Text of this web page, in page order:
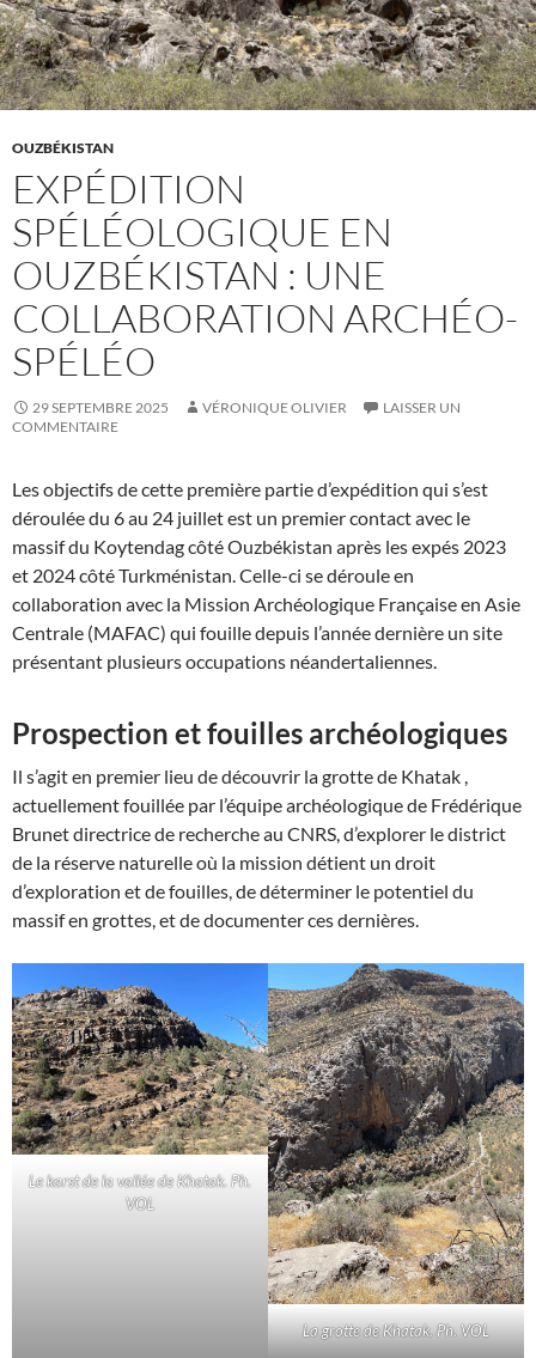
OUZBÉKISTAN
EXPÉDITION
SPÉLÉOLOGIQUE EN
OUZBÉKISTAN : UNE
COLLABORATION ARCHÉO-
SPÉLÉO
29 SEPTEMBRE 2025 VÉRONIQUE OLIVIER
LAISSER UN
COMMENTAIRE
Les objectifs de cette première partie d’expédition qui s’est
déroulée du 6 au 24 juillet est un premier contact avec le
massif du Koytendag côté Ouzbékistan après les expés 2023
et 2024 côté Turkménistan. Celle-ci se déroule en
collaboration avec la Mission Archéologique Française en Asie
Centrale (MAFAC) qui fouille depuis l’année dernière un site
présentant plusieurs occupations néandertaliennes.
Prospection et fouilles archéologiques
Il s’agit en premier lieu de découvrir la grotte de Khatak ,
actuellement fouillée par l’équipe archéologique de Frédérique
Brunet directrice de recherche au CNRS, d’explorer le district
de la réserve naturelle où la mission détient un droit
d’exploration et de fouilles, de déterminer le potentiel du
massif en grottes, et de documenter ces dernières.
Le karst de la vallée de Khatak. Ph.
VOL
La grotte de Khatak. Ph. VOL